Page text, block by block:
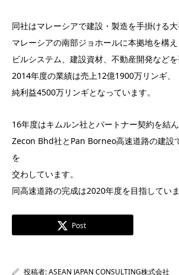
同社はマレーシアで建設・製造を手掛ける大
マレーシアの南部ジョホールに本拠地を構え
ビルシステム、建設資材、不動産開発などを
2014年度の業績は売上12億1900万リンギ、
純利益4500万リンギとなっています。
16年度はキムルン社とパートナー契約を結
Zecon Bhd社とPan Borneo高速道路の建設
を
交わしています。
同高速道路の完成は2020年度を目指していま
Post
投稿者:ASEAN JAPAN CONSULTING株式会社